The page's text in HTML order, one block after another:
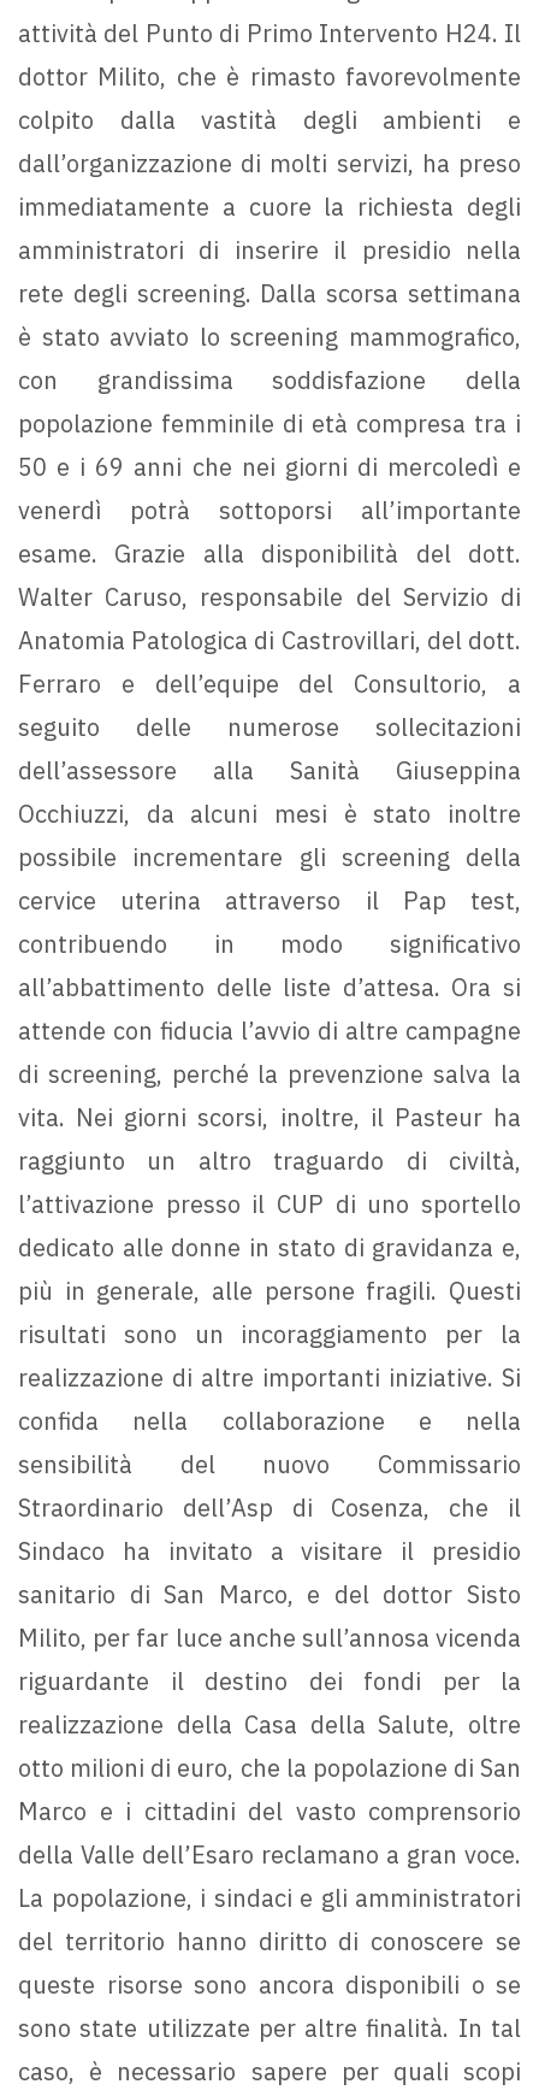
attività del Punto di Primo Intervento H24. Il
dottor Milito, che è rimasto favorevolmente
colpito dalla vastità degli ambienti e
dall’organizzazione di molti servizi, ha preso
immediatamente a cuore la richiesta degli
amministratori di inserire il presidio nella
rete degli screening. Dalla scorsa settimana
è stato avviato lo screening mammografico,
con grandissima soddisfazione della
popolazione femminile di età compresa tra i
50 e i 69 anni che nei giorni di mercoledì e
venerdì potrà sottoporsi all’importante
esame. Grazie alla disponibilità del dott.
Walter Caruso, responsabile del Servizio di
Anatomia Patologica di Castrovillari, del dott.
Ferraro e dell’equipe del Consultorio, a
seguito delle numerose sollecitazioni
dell’assessore alla Sanità Giuseppina
Occhiuzzi, da alcuni mesi è stato inoltre
possibile incrementare gli screening della
cervice uterina attraverso il Pap test,
contribuendo in modo significativo
all’abbattimento delle liste d’attesa. Ora si
attende con fiducia l’avvio di altre campagne
di screening, perché la prevenzione salva la
vita. Nei giorni scorsi, inoltre, il Pasteur ha
raggiunto un altro traguardo di civiltà,
l’attivazione presso il CUP di uno sportello
dedicato alle donne in stato di gravidanza e,
più in generale, alle persone fragili. Questi
risultati sono un incoraggiamento per la
realizzazione di altre importanti iniziative. Si
confida nella collaborazione e nella
sensibilità del nuovo Commissario
Straordinario dell’Asp di Cosenza, che il
Sindaco ha invitato a visitare il presidio
sanitario di San Marco, e del dottor Sisto
Milito, per far luce anche sull’annosa vicenda
riguardante il destino dei fondi per la
realizzazione della Casa della Salute, oltre
otto milioni di euro, che la popolazione di San
Marco e i cittadini del vasto comprensorio
della Valle dell’Esaro reclamano a gran voce.
La popolazione, i sindaci e gli amministratori
del territorio hanno diritto di conoscere se
queste risorse sono ancora disponibili o se
sono state utilizzate per altre finalità. In tal
caso, è necessario sapere per quali scopi